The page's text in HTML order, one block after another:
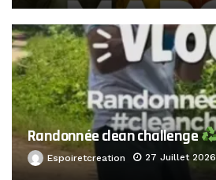
Randonnée clean challenge
Espoiretcreation 27 Juillet 2026